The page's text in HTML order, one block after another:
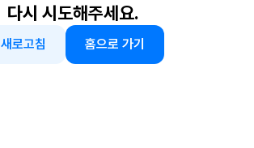
다시 시도해주세요.
새로고침 홈으로 가기